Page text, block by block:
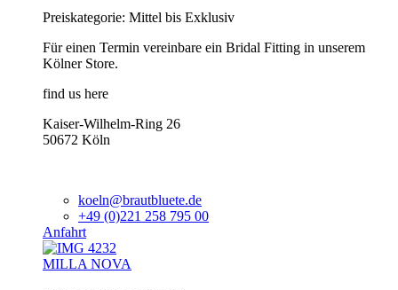
Preiskategorie: Mittel bis Exklusiv
Für einen Termin vereinbare ein Bridal Fitting in unserem
Kölner Store.
find us here
Kaiser-Wilhelm-Ring 26
50672 Köln
koeln@brautbluete.de
+49 (0)221 258 795 00
Anfahrt
MILLA NOVA